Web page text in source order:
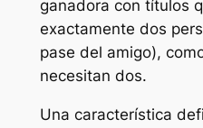
ganadora con títulos
exactamente dos
pase del amigo),
necesitan dos.
Una característica